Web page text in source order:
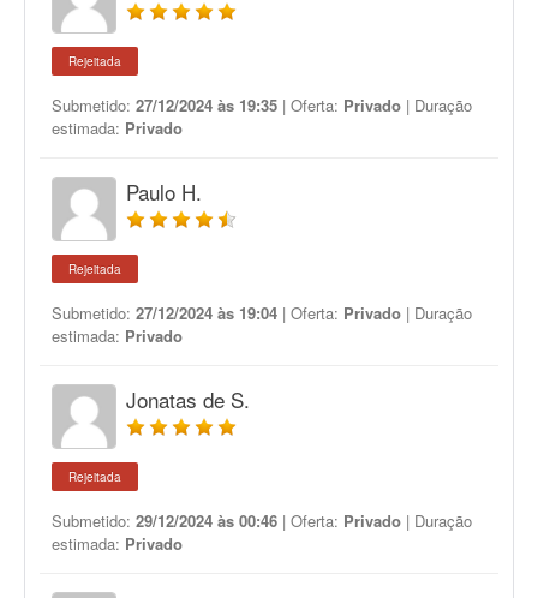
Rejeitada
Submetido: 27/12/2024 às 19:35 | Oferta: Privado | Duração
estimada: Privado
Paulo H.
Rejeitada
Submetido: 27/12/2024 às 19:04 | Oferta: Privado | Duração
estimada: Privado
Jonatas de S.
Rejeitada
Submetido: 29/12/2024 às 00:46 | Oferta: Privado | Duração
estimada: Privado